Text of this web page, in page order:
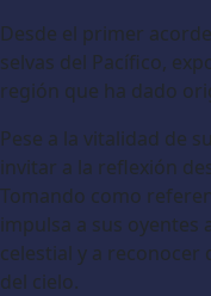
Desde el primer
selvas del Pacífico,
región que ha dado
Pese a la vitalidad de
invitar a la reflexión
Tomando como
impulsa a sus oyentes
celestial y a reconocer
del cielo.